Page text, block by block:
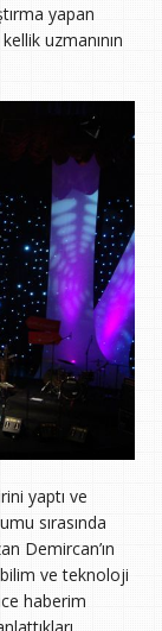
yapan
uzmanının
yaptı ve
sırasında
Demircan’ın
bilim ve teknoloji
haberim